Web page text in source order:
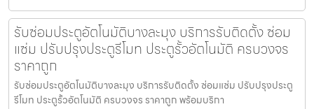
รับซ่อมประตูอัตโนมัติบางละมุง บริการรับติดตั้ง ซ่อม
แซ่ม ปรับปรุงประตูรีโมท ประตูรั้วอัตโนมัติ ครบวงจร
ราคาถูก
รับซ่อมประตูอัตโนมัติบางละมุง บริการรับติดตั้ง ซ่อมแซ่ม ปรับปรุงประตู
รีโมท ประตูรั้วอัตโนมัติ ครบวงจร ราคาถูก พร้อมบริกา